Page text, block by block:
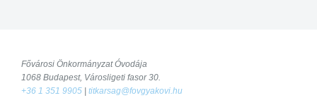
Fővárosi Önkormányzat Óvodája
1068 Budapest, Városligeti fasor 30.
+36 1 351 9905
titkarsag@fovgyakovi.hu